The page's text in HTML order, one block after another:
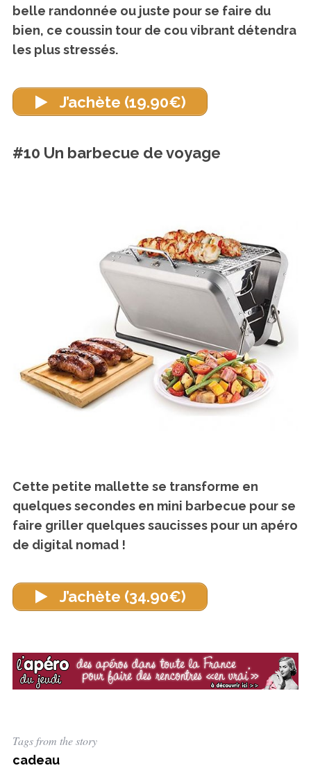
belle randonnée ou juste pour se faire du
bien, ce coussin tour de cou vibrant détendra
les plus stressés.
J’achète (19.90€)
#10 Un barbecue de voyage
Cette petite mallette se transforme en
quelques secondes en mini barbecue pour se
faire griller quelques saucisses pour un apéro
de digital nomad !
J’achète (34.90€)
Tags from the story
cadeau